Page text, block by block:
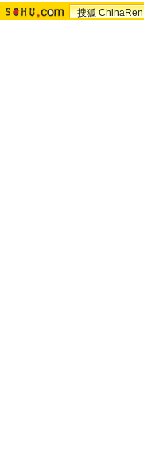
搜狐 ChinaRen